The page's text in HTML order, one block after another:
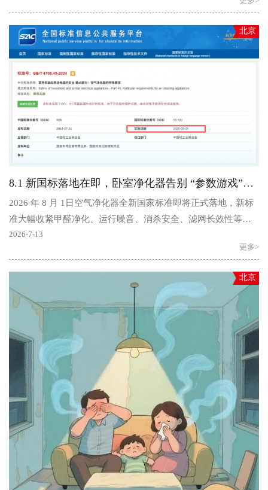
北京
8.1 新国标落地在即，卧室净化器告别 “参数游戏”—— 静音、安全、长效三大选型逻辑
2026 年 8 月 1日空气净化器全新国家标准即将正式落地，新标
准大幅收紧甲醛净化、运行噪音、消杀安全、滤网长效性等核
心指标，严厉整治行业虚标CADR、夸大滤网寿命、模糊消..
2026-7-13
更多>
北京